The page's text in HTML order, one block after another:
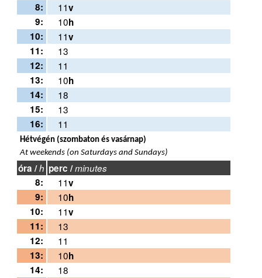
8:
11v
9:
10h
10:
11v
11:
13
12:
11
13:
10h
14:
18
15:
13
16:
11
Hétvégén (szombaton és vasárnap)
At weekends (on Saturdays and Sundays)
óra /h perc /minutes
8: 11v
9:
10h
10:
11v
11:
13
12:
11
13:
10h
14:
18